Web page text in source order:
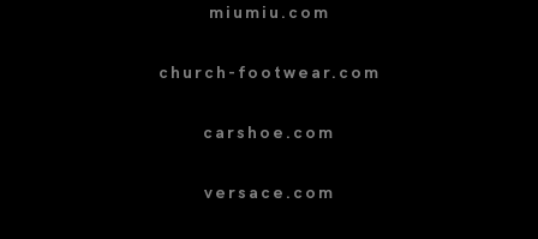
miumiu.com
church-footwear.com
carshoe.com
versace.com